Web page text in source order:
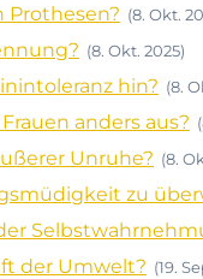
Prothesen? (8. Okt.
(8. Okt. 2025)
hin? (8.
anders aus?
Unruhe? (8.
zu
der Umwelt? (19.